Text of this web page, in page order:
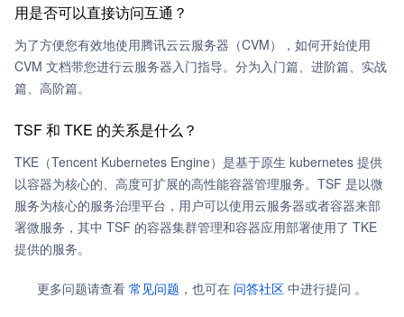
用是否可以直接访问互通？
为了方便您有效地使用腾讯云云服务器（CVM），如何开始使用
CVM 文档带您进行云服务器入门指导。分为入门篇、进阶篇、实战
篇、高阶篇。
TSF 和 TKE 的关系是什么？
TKE（Tencent Kubernetes Engine）是基于原生 kubernetes 提供
以容器为核心的、高度可扩展的高性能容器管理服务。TSF 是以微
服务为核心的服务治理平台，用户可以使用云服务器或者容器来部
署微服务，其中 TSF 的容器集群管理和容器应用部署使用了 TKE
提供的服务。
更多问题请查看常见问题 ，也可在 问答社区中进行提问 。